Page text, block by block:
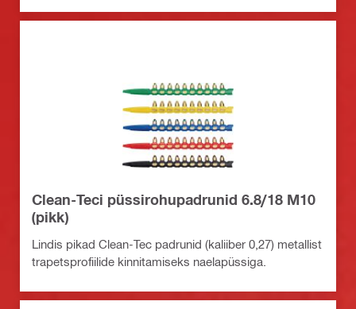
Clean-Teci püssirohupadrunid 6.8/18 M10
(pikk)
Lindis pikad Clean-Tec padrunid (kaliiber 0,27) metallist
trapetsprofiilide kinnitamiseks naelapüssiga.